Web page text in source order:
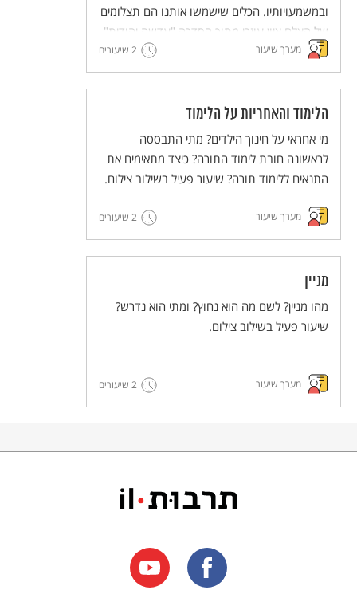
ובמשמעויותיו. הכלים שישמשו אותנו הם תצלומים
של הצלם ציון עוזרי מתוך הסדרה "עדשה יהודית"
וטקסטים מתוך התרבות היהודית-ישראלית.
מערך שיעור 2 שיעורים
הלימוד והאחריות על הלימוד
מי אחראי על חינוך הילדים? מתי התבססה
לראשונה חובת לימוד התורה? כיצד מתאימים את
התנאים ללימוד תורה? שיעור פעיל בשילוב צילום.
מערך שיעור 2 שיעורים
מניין
מהו מניין? לשם מה הוא נחוץ? ומתי הוא נדרש?
שיעור פעיל בשילוב צילום.
מערך שיעור 2 שיעורים